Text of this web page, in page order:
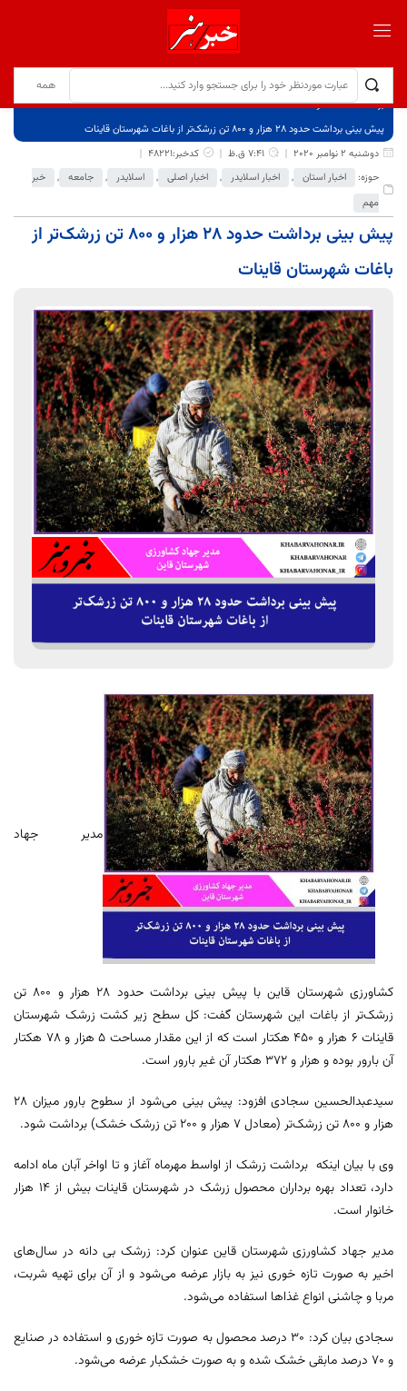
برگ نخست
نوشته‌ها
پیش بینی برداشت حدود ۲۸ هزار و ۸۰۰ تن زرشک‌تر از باغات شهرستان قاینات
دوشنبه 2 نوامبر 2020
7:41 ق.ظ
کدخبر:48221
حوزه:
اخبار استان , اخبار اسلایدر , اخبار اصلی , اسلایدر , جامعه ,
خبر
مهم
پیش بینی برداشت حدود ۲۸ هزار و ۸۰۰ تن زرشک‌تر از
باغات شهرستان قاینات
مدیر جهاد
کشاورزی شهرستان قاین با پیش بینی برداشت حدود ۲۸ هزار و ۸۰۰ تن
زرشک‌تر از باغات این شهرستان گفت: کل سطح زیر کشت زرشک شهرستان
قاینات ۶ هزار و ۴۵۰ هکتار است که از این مقدار مساحت ۵ هزار و ۷۸ هکتار
آن بارور بوده و هزار و ۳۷۲ هکتار آن غیر بارور است.
سیدعبدالحسین سجادی افزود: پیش بینی می‌شود از سطوح بارور میزان ۲۸
هزار و ۸۰۰ تن زرشک‌تر (معادل ۷ هزار و ۲۰۰ تن زرشک خشک) برداشت شود.
وی با بیان اینکه برداشت زرشک از اواسط مهرماه آغاز و تا اواخر آبان ماه ادامه
دارد، تعداد بهره برداران محصول زرشک در شهرستان قاینات بیش از ۱۴ هزار
خانوار است.
مدیر جهاد کشاورزی شهرستان قاین عنوان کرد: زرشک بی دانه در سال‌های
اخیر به صورت تازه خوری نیز به بازار عرضه می‌شود و از آن برای تهیه شربت،
مربا و چاشنی انواع غذا‌ها استفاده می‌شود.
سجادی بیان کرد: ۳۰ درصد محصول به صورت تازه خوری و استفاده در صنایع
و ۷۰ درصد مابقی خشک شده و به صورت خشکبار عرضه می‌شود.